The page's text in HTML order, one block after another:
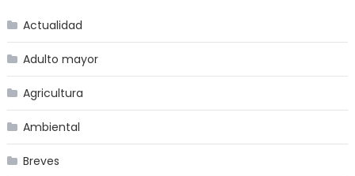
Actualidad
Adulto mayor
Agricultura
Ambiental
Breves